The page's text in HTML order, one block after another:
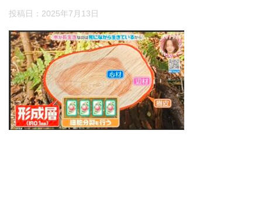
投稿日： 2025年7月13日